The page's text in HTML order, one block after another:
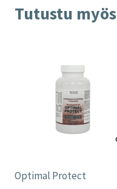
Tutustu myös
Optimal Protect